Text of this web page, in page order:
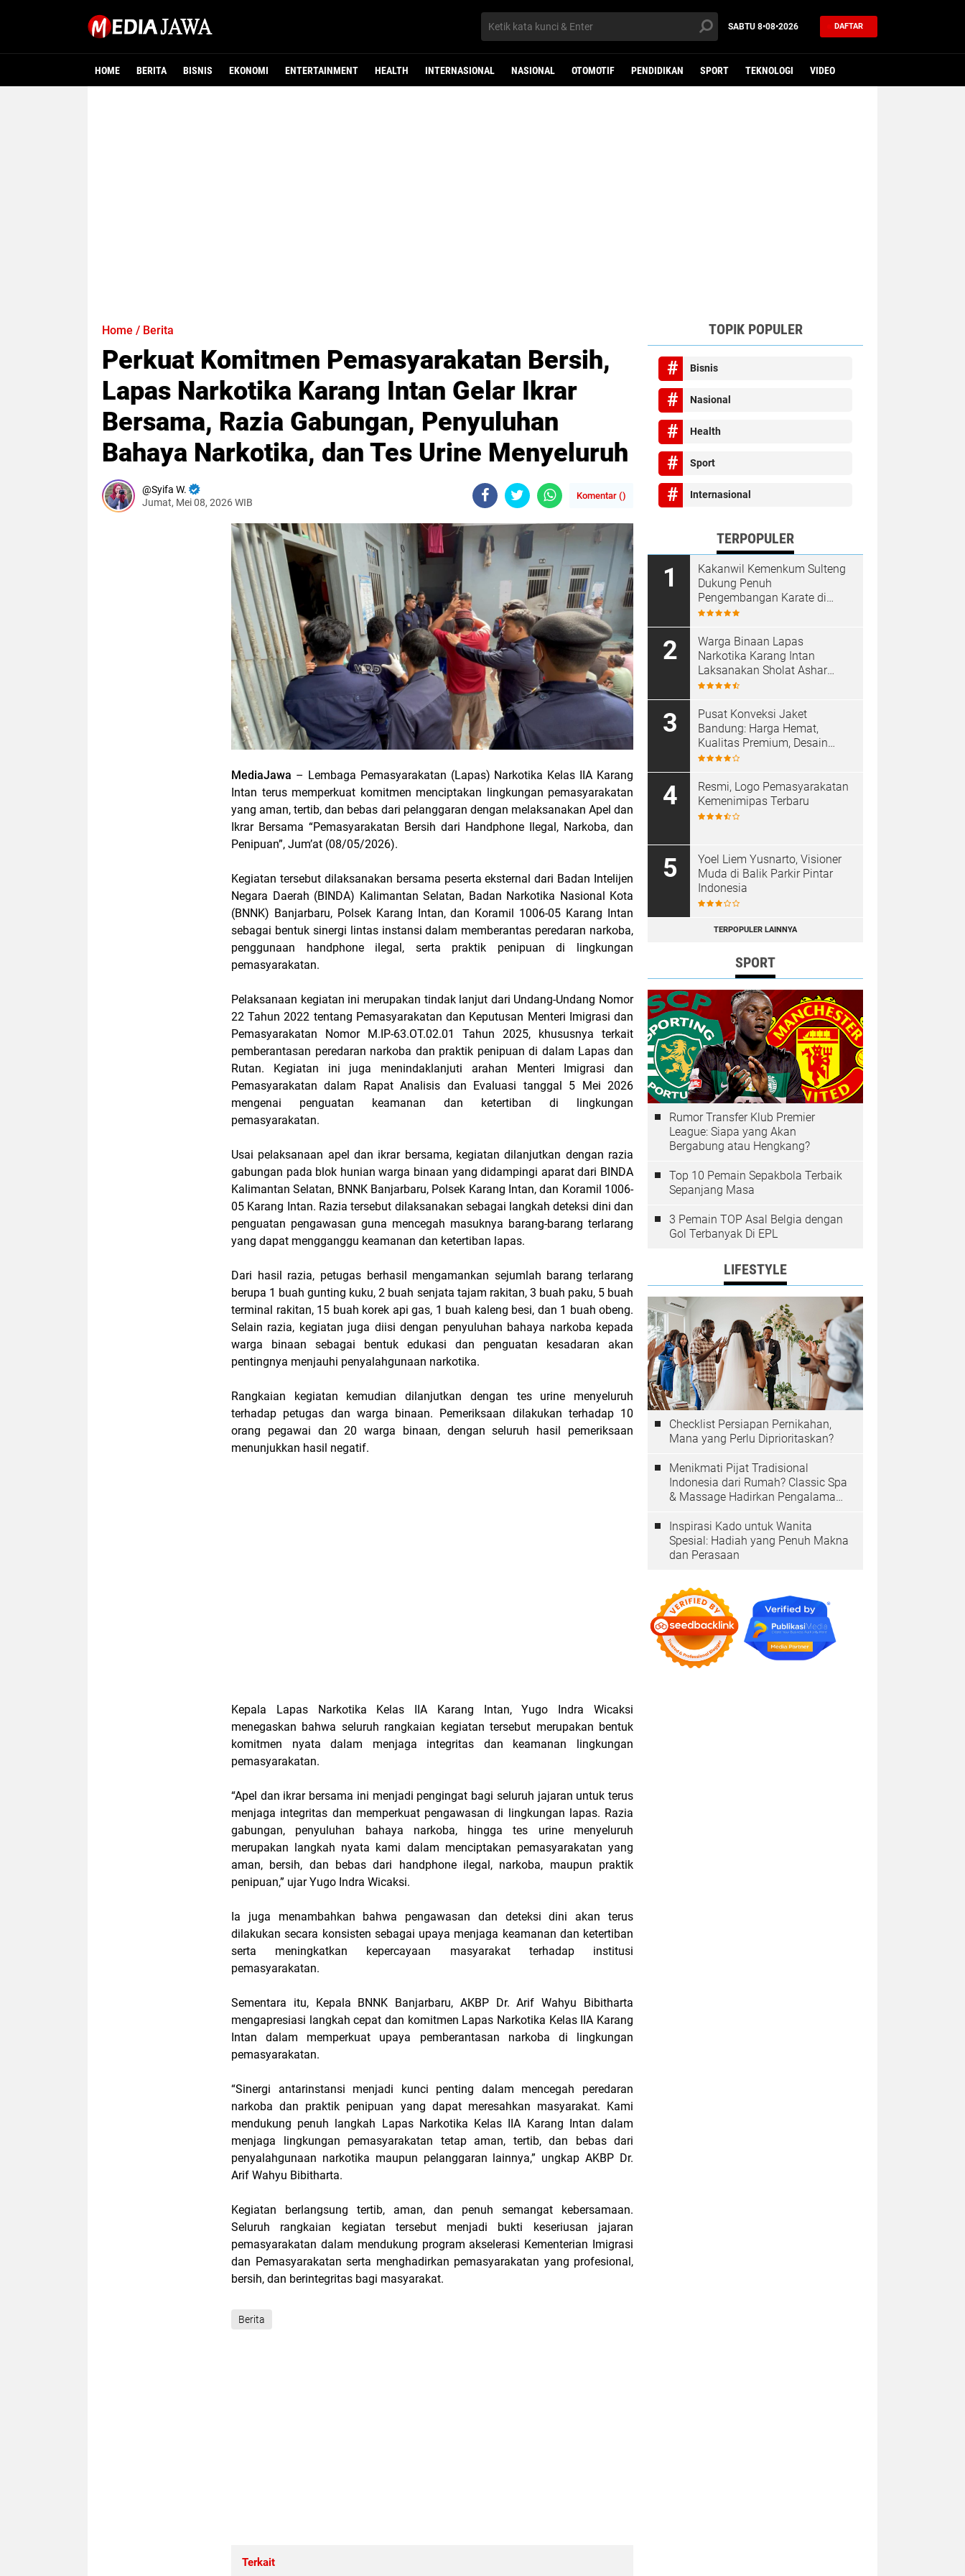
SABTU 8•08•2026 DAFTAR
HOME BERITA BISNIS EKONOMI ENTERTAINMENT HEALTH INTERNASIONAL NASIONAL OTOMOTIF PENDIDIKAN SPORT TEKNOLOGI VIDEO
Home / Berita
Perkuat Komitmen Pemasyarakatan Bersih,
Lapas Narkotika Karang Intan Gelar Ikrar
Bersama, Razia Gabungan, Penyuluhan
Bahaya Narkotika, dan Tes Urine Menyeluruh
Syifa W.
Jumat, Mei 08, 2026 WIB
Komentar ()
MediaJawa – Lembaga Pemasyarakatan (Lapas) Narkotika Kelas IIA Karang
Intan terus memperkuat komitmen menciptakan lingkungan pemasyarakatan
yang aman, tertib, dan bebas dari pelanggaran dengan melaksanakan Apel dan
Ikrar Bersama “Pemasyarakatan Bersih dari Handphone Ilegal, Narkoba, dan
Penipuan”, Jum’at (08/05/2026).
Kegiatan tersebut dilaksanakan bersama peserta eksternal dari Badan Intelijen
Negara Daerah (BINDA) Kalimantan Selatan, Badan Narkotika Nasional Kota
(BNNK) Banjarbaru, Polsek Karang Intan, dan Koramil 1006-05 Karang Intan
sebagai bentuk sinergi lintas instansi dalam memberantas peredaran narkoba,
penggunaan handphone ilegal, serta praktik penipuan di lingkungan
pemasyarakatan.
Pelaksanaan kegiatan ini merupakan tindak lanjut dari Undang-Undang Nomor
22 Tahun 2022 tentang Pemasyarakatan dan Keputusan Menteri Imigrasi dan
Pemasyarakatan Nomor M.IP-63.OT.02.01 Tahun 2025, khususnya terkait
pemberantasan peredaran narkoba dan praktik penipuan di dalam Lapas dan
Rutan. Kegiatan ini juga menindaklanjuti arahan Menteri Imigrasi dan
Pemasyarakatan dalam Rapat Analisis dan Evaluasi tanggal 5 Mei 2026
mengenai penguatan keamanan dan ketertiban di lingkungan
pemasyarakatan.
Usai pelaksanaan apel dan ikrar bersama, kegiatan dilanjutkan dengan razia
gabungan pada blok hunian warga binaan yang didampingi aparat dari BINDA
Kalimantan Selatan, BNNK Banjarbaru, Polsek Karang Intan, dan Koramil 1006-
05 Karang Intan. Razia tersebut dilaksanakan sebagai langkah deteksi dini dan
penguatan pengawasan guna mencegah masuknya barang-barang terlarang
yang dapat mengganggu keamanan dan ketertiban lapas.
Dari hasil razia, petugas berhasil mengamankan sejumlah barang terlarang
berupa 1 buah gunting kuku, 2 buah senjata tajam rakitan, 3 buah paku, 5 buah
terminal rakitan, 15 buah korek api gas, 1 buah kaleng besi, dan 1 buah obeng.
Selain razia, kegiatan juga diisi dengan penyuluhan bahaya narkoba kepada
warga binaan sebagai bentuk edukasi dan penguatan kesadaran akan
pentingnya menjauhi penyalahgunaan narkotika.
Rangkaian kegiatan kemudian dilanjutkan dengan tes urine menyeluruh
terhadap petugas dan warga binaan. Pemeriksaan dilakukan terhadap 10
orang pegawai dan 20 warga binaan, dengan seluruh hasil pemeriksaan
menunjukkan hasil negatif.
Kepala Lapas Narkotika Kelas IIA Karang Intan, Yugo Indra Wicaksi
menegaskan bahwa seluruh rangkaian kegiatan tersebut merupakan bentuk
komitmen nyata dalam menjaga integritas dan keamanan lingkungan
pemasyarakatan.
“Apel dan ikrar bersama ini menjadi pengingat bagi seluruh jajaran untuk terus
menjaga integritas dan memperkuat pengawasan di lingkungan lapas. Razia
gabungan, penyuluhan bahaya narkoba, hingga tes urine menyeluruh
merupakan langkah nyata kami dalam menciptakan pemasyarakatan yang
aman, bersih, dan bebas dari handphone ilegal, narkoba, maupun praktik
penipuan,” ujar Yugo Indra Wicaksi.
Ia juga menambahkan bahwa pengawasan dan deteksi dini akan terus
dilakukan secara konsisten sebagai upaya menjaga keamanan dan ketertiban
serta meningkatkan kepercayaan masyarakat terhadap institusi
pemasyarakatan.
Sementara itu, Kepala BNNK Banjarbaru, AKBP Dr. Arif Wahyu Bibitharta
mengapresiasi langkah cepat dan komitmen Lapas Narkotika Kelas IIA Karang
Intan dalam memperkuat upaya pemberantasan narkoba di lingkungan
pemasyarakatan.
“Sinergi antarinstansi menjadi kunci penting dalam mencegah peredaran
narkoba dan praktik penipuan yang dapat meresahkan masyarakat. Kami
mendukung penuh langkah Lapas Narkotika Kelas IIA Karang Intan dalam
menjaga lingkungan pemasyarakatan tetap aman, tertib, dan bebas dari
penyalahgunaan narkotika maupun pelanggaran lainnya,” ungkap AKBP Dr.
Arif Wahyu Bibitharta.
Kegiatan berlangsung tertib, aman, dan penuh semangat kebersamaan.
Seluruh rangkaian kegiatan tersebut menjadi bukti keseriusan jajaran
pemasyarakatan dalam mendukung program akselerasi Kementerian Imigrasi
dan Pemasyarakatan serta menghadirkan pemasyarakatan yang profesional,
bersih, dan berintegritas bagi masyarakat.
Berita
Terkait
TOPIK POPULER
Bisnis
Nasional
Health
Sport
Internasional
TERPOPULER
Kakanwil Kemenkum Sulteng
Dukung Penuh
Pengembangan Karate di
Bumi Seribu Megalith
Warga Binaan Lapas
Narkotika Karang Intan
Laksanakan Sholat Ashar
Berjamaah di Masjid At-
Pusat Konveksi Jaket
Bandung: Harga Hemat,
Kualitas Premium, Desain
Custom
Resmi, Logo Pemasyarakatan
Kemenimipas Terbaru
Yoel Liem Yusnarto, Visioner
Muda di Balik Parkir Pintar
Indonesia
TERPOPULER LAINNYA
SPORT
Rumor Transfer Klub Premier
League: Siapa yang Akan
Bergabung atau Hengkang?
Top 10 Pemain Sepakbola Terbaik
Sepanjang Masa
3 Pemain TOP Asal Belgia dengan
Gol Terbanyak Di EPL
LIFESTYLE
Checklist Persiapan Pernikahan,
Mana yang Perlu Diprioritaskan?
Menikmati Pijat Tradisional
Indonesia dari Rumah? Classic Spa
& Massage Hadirkan Pengalaman
Inspirasi Kado untuk Wanita
Spesial: Hadiah yang Penuh Makna
dan Perasaan